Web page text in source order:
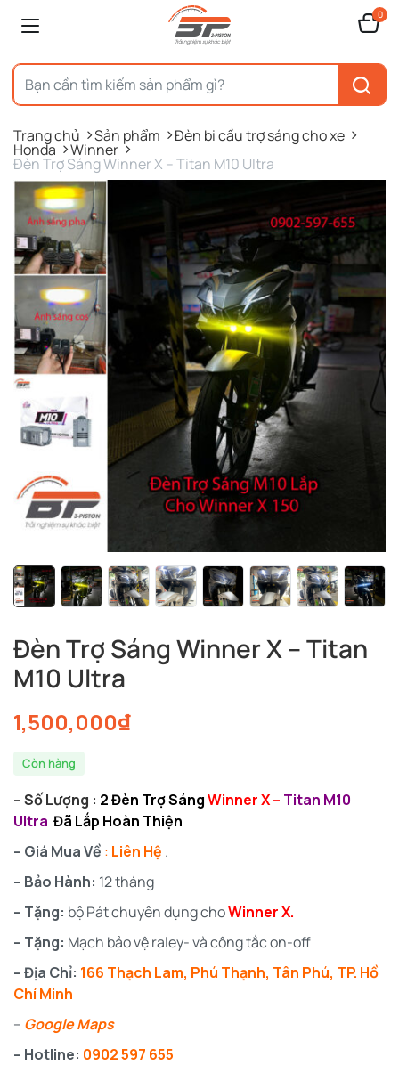
0
Trang chủ Sản phẩm Đèn bi cầu trợ sáng cho xe
Honda Winner
Đèn Trợ Sáng Winner X – Titan M10 Ultra
Đèn Trợ Sáng Winner X – Titan
M10 Ultra
1,500,000₫
Còn hàng
– Số Lượng : 2 Đèn Trợ SángWinner X – Titan M10
Ultra Đã Lắp Hoàn Thiện
– Giá Mua Về : Liên Hệ .
– Bảo Hành: 12 tháng
– Tặng: bộ Pát chuyên dụng choWinner X.
– Tặng: Mạch bảo vệ raley- và công tắc on-off
– Địa Chỉ: 166 Thạch Lam, Phú Thạnh, Tân Phú, TP. Hồ
Chí Minh
– Google Maps
– Hotline: 0902 597 655